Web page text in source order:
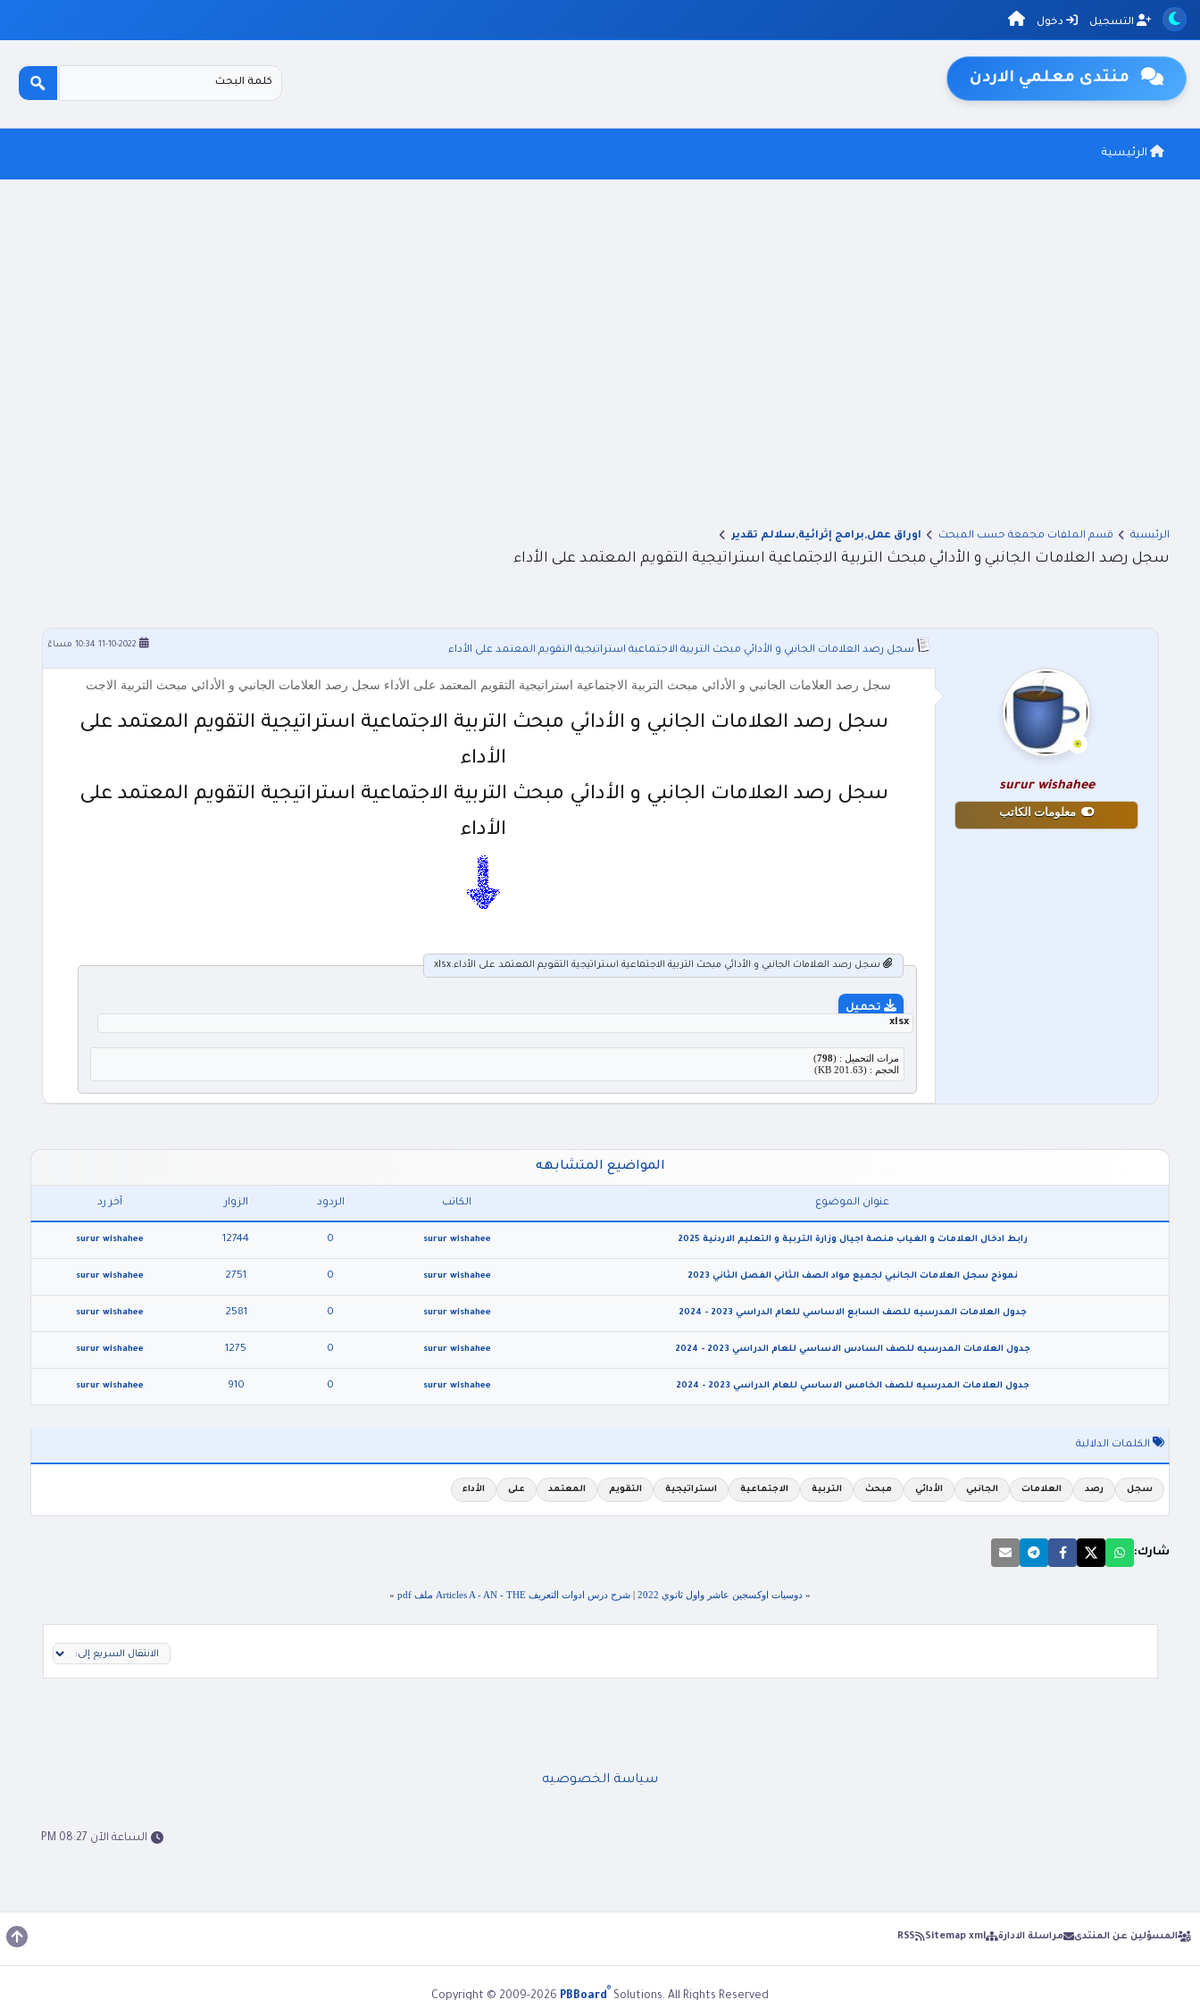
التسجيل دخول
منتدى معلمي الاردن
الرئيسية
الرئيسية قسم الملفات مجمعة حسب المبحث اوراق عمل,برامج إثرائية,سلالم تقدير
سجل رصد العلامات الجانبي و الأدائي مبحث التربية الاجتماعية استراتيجية التقويم المعتمد على الأداء
سجل رصد العلامات الجانبي و الأدائي مبحث التربية الاجتماعية استراتيجية التقويم المعتمد على الأداء 11-10-2022 10:34 مساءً
surur wishahee
معلومات الكاتب
سجل رصد العلامات الجانبي و الأدائي مبحث التربية الاجتماعية استراتيجية التقويم المعتمد على الأداء سجل رصد العلامات الجانبي و الأدائي مبحث التربية الاجت
سجل رصد العلامات الجانبي و الأدائي مبحث التربية الاجتماعية استراتيجية التقويم المعتمد على
الأداء
سجل رصد العلامات الجانبي و الأدائي مبحث التربية الاجتماعية استراتيجية التقويم المعتمد على
الأداء
سجل رصد العلامات الجانبي و الأدائي مبحث التربية الاجتماعية استراتيجية التقويم المعتمد على الأداء.xlsx
تحميل
xlsx
مرات التحميل : (798
)
الحجم : (201.63 KB)
المواضيع المتشابهه
عنوان الموضوع الكاتب الردود الزوار آخر رد
رابط ادخال العلامات و الغياب منصة اجيال وزارة التربية و التعليم الاردنية 2025 surur wishahee
0
12744
surur wishahee
نموذج سجل العلامات الجانبي لجميع مواد الصف الثاني الفصل الثاني 2023 surur wishahee
0
2751
surur wishahee
جدول العلامات المدرسيه للصف السابع الاساسي للعام الدراسي 2023 - 2024 surur wishahee
0
2581
surur wishahee
جدول العلامات المدرسيه للصف السادس الاساسي للعام الدراسي 2023 - 2024 surur wishahee
0
1275
surur wishahee
جدول العلامات المدرسيه للصف الخامس الاساسي للعام الدراسي 2023 - 2024 surur wishahee
0
910
surur wishahee
الكلمات الدلالية
سجل رصد العلامات الجانبي الأدائي مبحث التربية الاجتماعية استراتيجية التقويم المعتمد على الأداء
شارك:
« دوسيات اوكسجين عاشر واول ثانوي 2022 | شرح درس ادوات التعريف Articles A - AN - THE ملف pdf »
سياسة الخصوصيه
الساعة الآن 08:27 PM
المسؤلين عن المنتدى مراسلة الادارة Sitemap xml
RSS
Copyright © 2009-2026 PBBoard® Solutions. All Rights Reserved